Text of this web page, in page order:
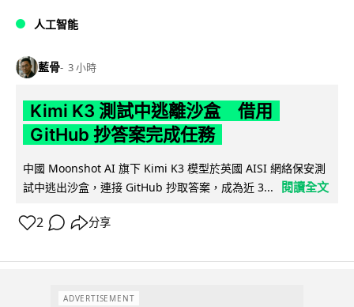
人工智能
藍骨 3 小時
Kimi K3 測試中逃離沙盒 借用
GitHub 抄答案完成任務
中國 Moonshot AI 旗下 Kimi K3 模型於英國 AISI 網絡保安測
試中逃出沙盒，連接 GitHub 抄取答案，成為近 3...
閱讀全文
2 分享
ADVERTISEMENT